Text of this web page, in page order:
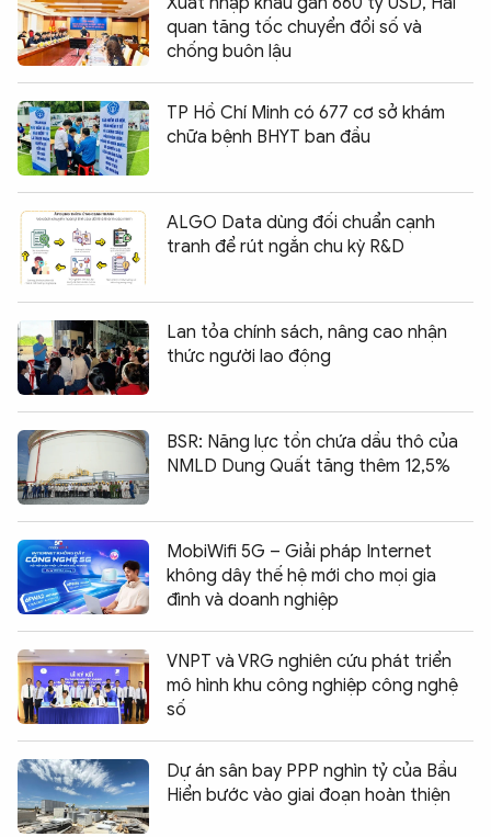
quan tăng tốc chuyển đổi số và
chống buôn lậu
TP Hồ Chí Minh có 677 cơ sở khám
chữa bệnh BHYT ban đầu
ALGO Data dùng đối chuẩn cạnh
tranh để rút ngắn chu kỳ R&D
Lan tỏa chính sách, nâng cao nhận
thức người lao động
BSR: Năng lực tồn chứa dầu thô của
NMLD Dung Quất tăng thêm 12,5%
MobiWifi 5G – Giải pháp Internet
không dây thế hệ mới cho mọi gia
đình và doanh nghiệp
VNPT và VRG nghiên cứu phát triển
mô hình khu công nghiệp công nghệ
số
Dự án sân bay PPP nghìn tỷ của Bầu
Hiển bước vào giai đoạn hoàn thiện